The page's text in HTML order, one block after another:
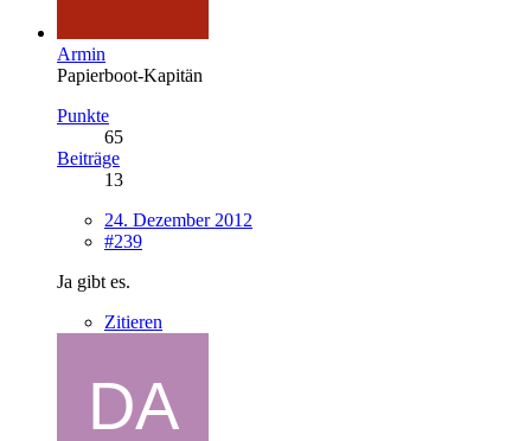
Armin
Papierboot-Kapitän
Punkte
65
Beiträge
13
24. Dezember 2012
#239
Ja gibt es.
Zitieren